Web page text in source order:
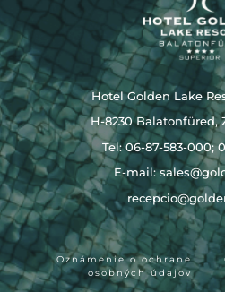
Hotel Golden Lake
H-8230 Balatonfüred,
Tel: 06-87-583-000;
E-mail:
Oznámenie o ochrane
osobných údajov